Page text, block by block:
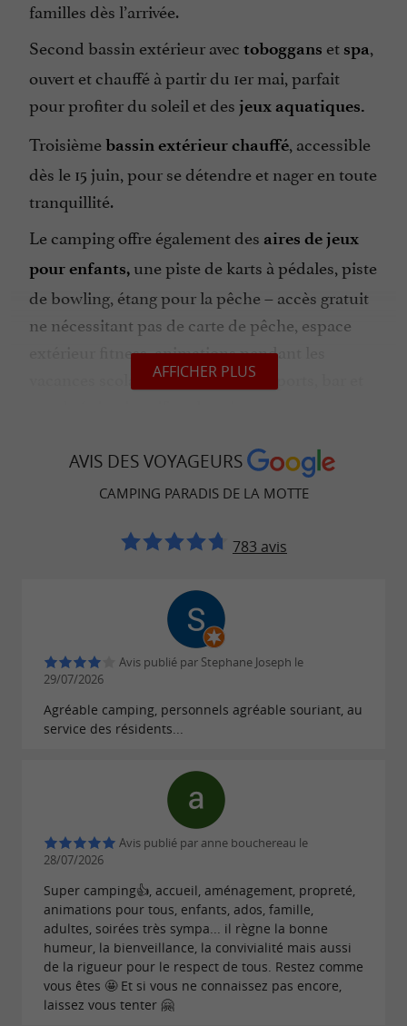
familles dès l’arrivée.
Second bassin extérieur avec toboggans et spa,
ouvert et chauffé à partir du 1er mai, parfait
pour profiter du soleil et des jeux aquatiques.
Troisièmebassin extérieur chauffé, accessible
dès le 15 juin, pour se détendre et nager en toute
tranquillité.
Le camping offre également des aires de jeux
pour enfants, une piste de karts à pédales, piste
de bowling, étang pour la pêche – accès gratuit
ne nécessitant pas de carte de pêche, espace
extérieur fitness, animations pendant les
vacances scolaires, terrains multisports, bar et
autoroutes, le camping permet de découvrir la
Vendée touristique : patrimoine local,
Le Camping de la Motte garantit accueil
chaleureux, service de qualité et ambiance
familiale. C’est la destination parfaite pour un
séjour proche du Puy du Fou, des vacances en
Vendée réussies et des week-ends détente en
Consultez leur brochure
AFFICHER PLUS
AVIS DES VOYAGEURS
CAMPING PARADIS DE LA MOTTE
783 avis
Avis publié par Stephane Joseph le
29/07/2026
Agréable camping, personnels agréable souriant, au
service des résidents...
Avis publié par anne bouchereau le
28/07/2026
Super camping👍, accueil, aménagement, propreté,
animations pour tous, enfants, ados, famille,
adultes, soirées très sympa... il règne la bonne
humeur, la bienveillance, la convivialité mais aussi
de la rigueur pour le respect de tous. Restez comme
vous êtes 🤩 Et si vous ne connaissez pas encore,
laissez vous tenter 🤗